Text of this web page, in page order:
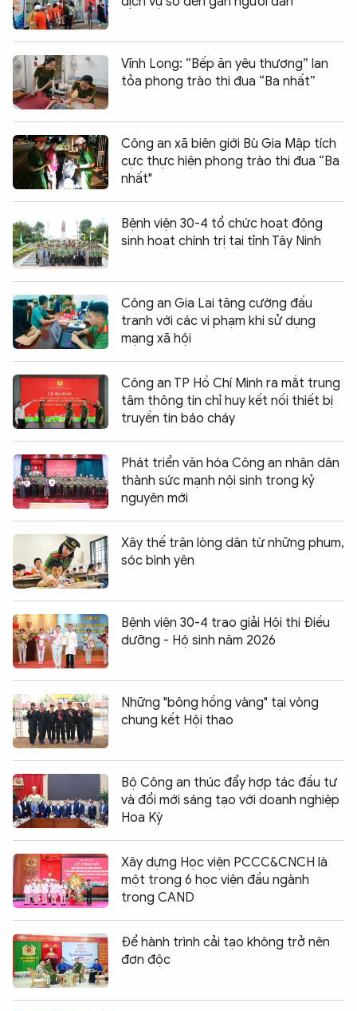
Vĩnh Long: “Bếp ăn yêu thương” lan
tỏa phong trào thi đua “Ba nhất”
Công an xã biên giới Bù Gia Mập tích
cực thực hiện phong trào thi đua “Ba
nhất"
Bệnh viện 30-4 tổ chức hoạt động
sinh hoạt chính trị tại tỉnh Tây Ninh
Công an Gia Lai tăng cường đấu
tranh với các vi phạm khi sử dụng
mạng xã hội
Công an TP Hồ Chí Minh ra mắt trung
tâm thông tin chỉ huy kết nối thiết bị
truyền tin báo cháy
Phát triển văn hóa Công an nhân dân
thành sức mạnh nội sinh trong kỷ
nguyên mới
Xây thế trận lòng dân từ những phum,
sóc bình yên
Bệnh viện 30-4 trao giải Hội thi Điều
dưỡng - Hộ sinh năm 2026
Những "bông hồng vàng" tại vòng
chung kết Hội thao
Bộ Công an thúc đẩy hợp tác đầu tư
và đổi mới sáng tạo với doanh nghiệp
Hoa Kỳ
Xây dựng Học viện PCCC&CNCH là
một trong 6 học viện đầu ngành
trong CAND
Để hành trình cải tạo không trở nên
đơn độc